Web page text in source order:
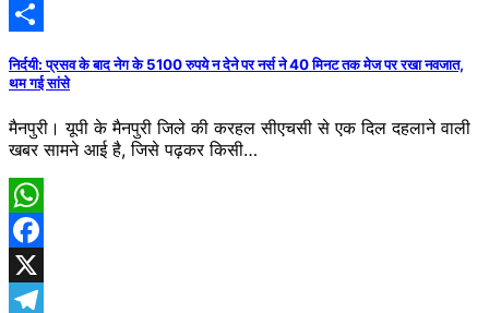
Telegram
निर्दयी: प्रसव के बाद नेग के 5100 रुपये न देने पर नर्स ने 40 मिनट तक मेज पर रखा नवजात,
थम गई सांसे
मैनपुरी। यूपी के मैनपुरी जिले की करहल सीएचसी से एक दिल दहलाने वाली
खबर सामने आई है, जिसे पढ़कर किसी…
WhatsApp
Facebook
X